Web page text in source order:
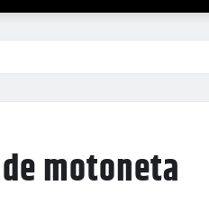
motoneta